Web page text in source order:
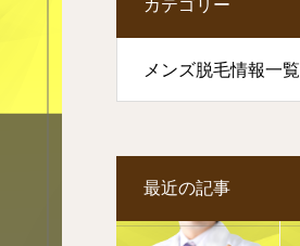
カテゴリー
メンズ脱毛情報一覧
最近の記事